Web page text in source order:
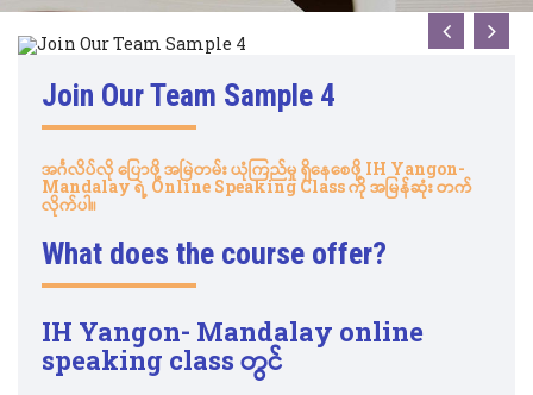
Join Our Team Sample 4
အင်္ဂလိပ်လိုပြောဖို့ အမြဲတမ်းယုံကြည်မှု ရှိနေစေဖို့ IH Yangon-
Mandalayရဲ့ Online Speaking Classကိုအမြန်ဆုံးတက်
လိုက်ပါ။
What does the course offer?
IH Yangon- Mandalay online
speaking class တွင်